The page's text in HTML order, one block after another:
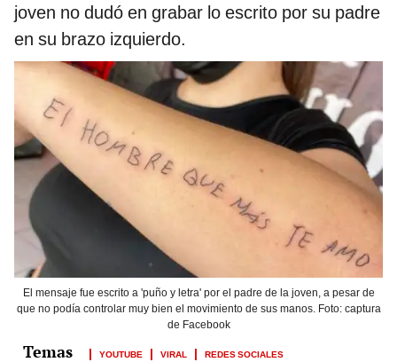
joven no dudó en grabar lo escrito por su padre
en su brazo izquierdo.
El mensaje fue escrito a 'puño y letra' por el padre de la joven, a pesar de
que no podía controlar muy bien el movimiento de sus manos. Foto: captura
de Facebook
YOUTUBE VIRAL REDES SOCIALES